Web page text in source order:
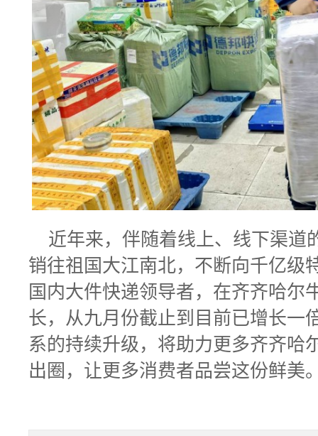
近年来，伴随着线上、线下渠道
销往祖国大江南北，不断向千亿级
国内大件快递领导者，在齐齐哈尔
长，从九月份截止到目前已增长一
系的持续升级，将助力更多齐齐哈
出圈，让更多消费者品尝这份鲜美